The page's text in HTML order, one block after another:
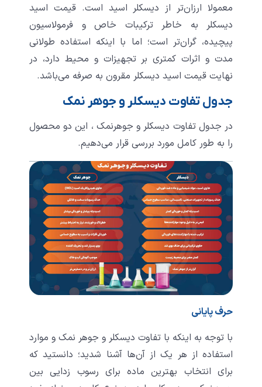
معمولا ارزان‌تر از دیسکلر اسید است. قیمت اسید
دیسکلر به خاطر ترکیبات خاص و فرمولاسیون
پیچیده، گران‌تر است؛ اما با اینکه استفاده طولانی‌
مدت و اثرات کمتری بر تجهیزات و محیط دارد، در
نهایت قیمت اسید دیسکلر مقرون ‌به ‌صرفه می‌باشد.
جدول تفاوت دیسکلر و جوهر نمک
در جدول تفاوت دیسکلر و جوهرنمک ، این دو محصول
را به طور کامل مورد بررسی قرار می‌دهیم.
حرف پایانی
با توجه به اینکه با تفاوت دیسکلر و جوهر نمک و موارد
استفاده از هر یک از آن‌ها آشنا شدید؛ دانستید که
برای انتخاب بهترین ماده برای رسوب زدایی بین